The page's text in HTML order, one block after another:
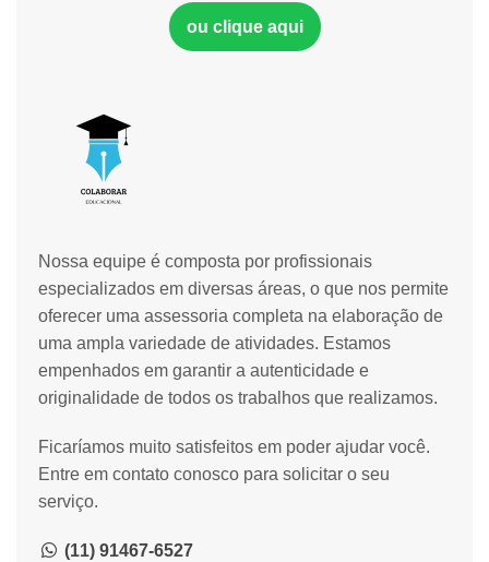
Nossa equipe é composta por profissionais
especializados em diversas áreas, o que nos permite
oferecer uma assessoria completa na elaboração de
uma ampla variedade de atividades. Estamos
empenhados em garantir a autenticidade e
originalidade de todos os trabalhos que realizamos.
Ficaríamos muito satisfeitos em poder ajudar você.
Entre em contato conosco para solicitar o seu
serviço.
(11) 91467-6527
ou clique aqui